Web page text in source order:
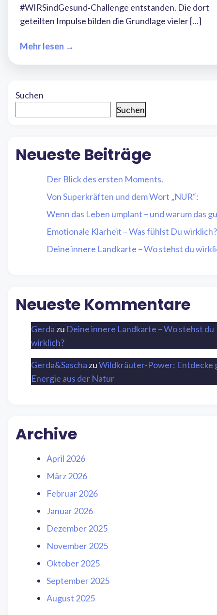
#WIRSindGesund‑Challenge entstanden. Die dort
geteilten Impulse bilden die Grundlage vieler […]
Mehr lesen →
Suchen
Suchen
Neueste Beiträge
Der Blick des ersten Moments.
Von Superkräften und dem Wort „NUR“:
Wenn das Leben umplant – und warum das
Emotionale Klarheit – Was fühlst Du wirklich?
Deine innere Landkarte – Wo stehst du
Neueste Kommentare
Gerda zu Deine innere Landkarte – Wo stehst du
wirklich?
Gerda&Sascha zuWildkräuter-Power: Entdecke
Energie aus der Natur
Archive
April 2026
März 2026
Februar 2026
Januar 2026
Dezember 2025
November 2025
Oktober 2025
September 2025
August 2025